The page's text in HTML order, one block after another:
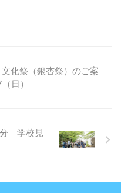
文化祭（銀杏祭）のご案
日）
分 学校見